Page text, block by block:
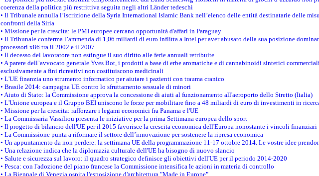
coerenza della politica più restrittiva seguita negli altri Länder tedeschi
• Il Tribunale annulla l’iscrizione della Syria International Islamic Bank nell’elenco delle entità destinatarie delle
confronti della Siria
• Missione per la crescita: le PMI europee cercano opportunità d'affari in Paraguay
• Il Tribunale conferma l’ammenda di 1,06 miliardi di euro inflitta a Intel per aver abusato della sua posizione
processori x86 tra il 2002 e il 2007
• Il decesso del lavoratore non estingue il suo diritto alle ferie annuali retribuite
• A parere dell’avvocato generale Yves Bot, i prodotti a base di erbe aromatiche e di cannabinoidi sintetici
esclusivamente a fini ricreativi non costituiscono medicinali
• L'UE finanzia uno strumento informatico per aiutare i pazienti con trauma cranico
• Brasile 2014: campagna UE contro lo sfruttamento sessuale di minori
• Aiuto di Stato: la Commissione approva la concessione di aiuti al funzionamento all'aeroporto dello Stretto (Italia)
• L'Unione europea e il Gruppo BEI uniscono le forze per mobilitare fino a 48 miliardi di euro di investimenti in
• Missione per la crescita: rafforzare i legami economici fra Panama e l'UE
• La Commissaria Vassiliou presenta le iniziative per la prima Settimana europea dello sport
• Il progetto di bilancio dell'UE per il 2015 favorisce la crescita economica dell'Europa nonostante i vincoli finanziari
• La Commissione punta a riformare il settore dell’innovazione per sostenere la ripresa economica
• Un appuntamento da non perdere: la settimana UE della programmazione 11-17 ottobre 2014. Le vostre idee
• Una relazione indica che la diplomazia culturale dell'UE ha bisogno di nuovo slancio
• Salute e sicurezza sul lavoro: il quadro strategico definisce gli obiettivi dell'UE per il periodo 2014-2020
• Pesca: con l'adozione del piano francese la Commissione intensifica le azioni in materia di controllo
• La Biennale di Venezia ospita l'esposizione d'architettura "Made in Europe"